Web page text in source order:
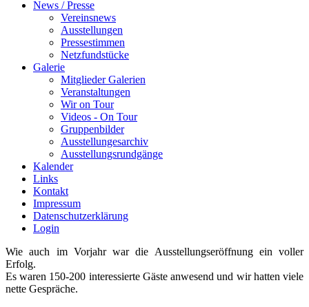
News / Presse
Vereinsnews
Ausstellungen
Pressestimmen
Netzfundstücke
Galerie
Mitglieder Galerien
Veranstaltungen
Wir on Tour
Videos - On Tour
Gruppenbilder
Ausstellungesarchiv
Ausstellungsrundgänge
Kalender
Links
Kontakt
Impressum
Datenschutzerklärung
Login
Wie auch im Vorjahr war die Ausstellungseröffnung ein voller
Erfolg.
Es waren 150-200 interessierte Gäste anwesend und wir hatten viele
nette Gespräche.